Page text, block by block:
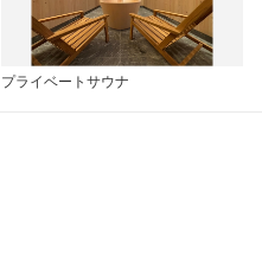
プライベートサウナ